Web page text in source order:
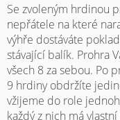
Se zvoleným hrdinou
nepřátele na které
výhře dostáváte
stávající balík. Prohra
všech 8 za sebou. Po
9 hrdiny obdržíte
vžijeme do role
každý z nich má